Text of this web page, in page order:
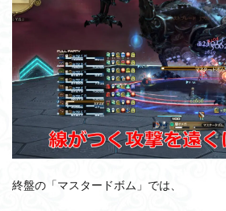
終盤の「マスタードボム」では、